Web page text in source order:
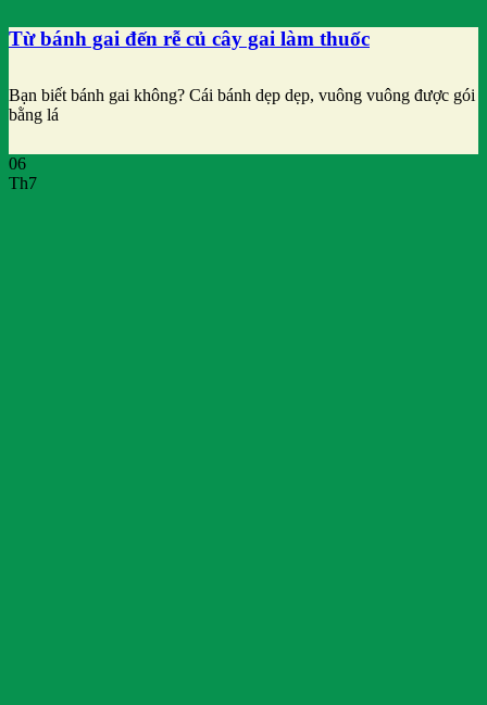
Từ bánh gai đến rễ củ cây gai làm thuốc
Bạn biết bánh gai không? Cái bánh dẹp dẹp, vuông vuông được gói
bằng lá
06
Th7